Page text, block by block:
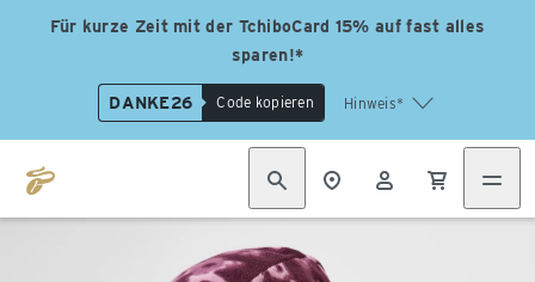
Für kurze Zeit mit der TchiboCard 15% auf fast alles
sparen!*
DANKE26 Code kopieren Hinweis*